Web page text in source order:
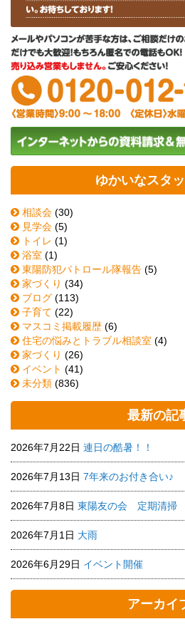
ゆかいなスタ
相談会 (30)
見学会 (5)
トイレ (1)
浴室 (1)
東陽防犯パトロール隊報告 (5)
家づくり (34)
ブログ (113)
子育て (22)
マスコミ掲載履歴 (6)
住宅の悩みとトラブル相談室 (4)
家づくり (26)
イベント (41)
未分類 (836)
最新の記
2026年7月22日 連日の酷暑！！
2026年7月13日 7年来のお付き合い♪
2026年7月8日 東陽友の会 定期清掃
2026年7月1日 大雨
2026年6月29日 イベント開催
アーカイ